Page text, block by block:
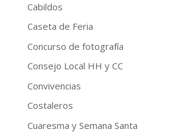
Cabildos
Caseta de Feria
Concurso de fotografía
Consejo Local HH y CC
Convivencias
Costaleros
Cuaresma y Semana Santa